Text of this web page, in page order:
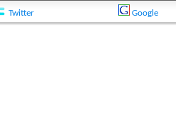
Twitter Google